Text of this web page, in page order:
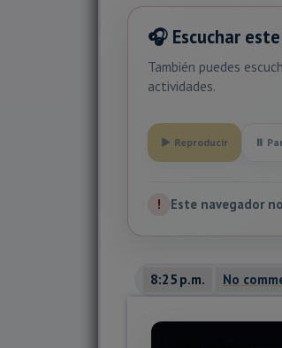
🎧 Escuchar
También puedes
actividades.
▶ Reproducir ⏸
! Este navegador
8:25 p.m. No